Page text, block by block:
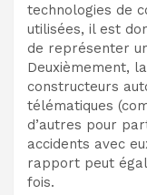
technologies de
utilisées, il est
de représenter
Deuxièmement,
constructeurs
télématiques
d’autres pour
accidents avec
rapport peut
fois.